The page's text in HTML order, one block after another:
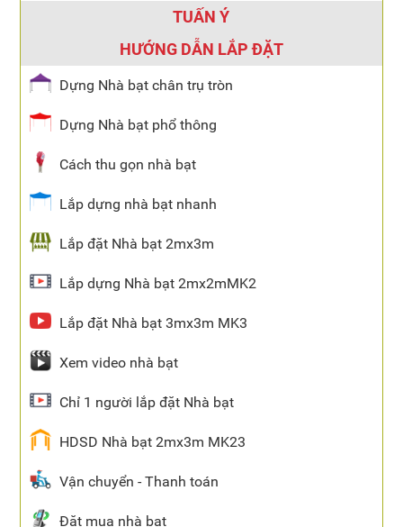
TUẤN Ý
HƯỚNG DẪN LẮP ĐẶT
Dựng Nhà bạt chân trụ tròn
Dựng Nhà bạt phổ thông
Cách thu gọn nhà bạt
Lắp dựng nhà bạt nhanh
Lắp đặt Nhà bạt 2mx3m
Lắp dựng Nhà bạt 2mx2mMK2
Lắp đặt Nhà bạt 3mx3m MK3
Xem video nhà bạt
Chỉ 1 người lắp đặt Nhà bạt
HDSD Nhà bạt 2mx3m MK23
Vận chuyển - Thanh toán
Đặt mua nhà bạt